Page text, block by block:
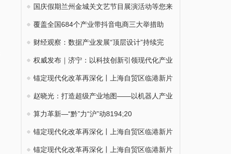
国庆假期兰州金城关文艺节目展演活动等您来
覆盖全国684个产业带抖音电商三大举措助
财经观察：数据产业发展“顶层设计”持续完
权威发布｜济宁：以科技创新引领现代化产业
锚定现代化改革再深化丨上海自贸区临港新片
赵晓光：打造超级产业地图——以机器人产业
算力革新—“黔”力“沪”动8194;20
锚定现代化改革再深化丨上海自贸区临港新片
锚定现代化改革再深化丨上海自贸区临港新片